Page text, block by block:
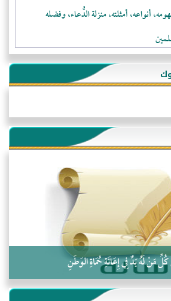
أنواعه، أمثلته، منزلة الدُّعاء، وفضله
الكرام رضي الله عنهم
الجزائر
مَنْ لَهُ يَدٌ فِي إِعَانَةِ حُمَاةِ الوَطَنِ